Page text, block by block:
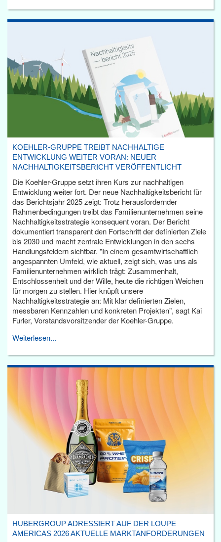
KOEHLER-GRUPPE TREIBT NACHHALTIGE
ENTWICKLUNG WEITER VORAN: NEUER
NACHHALTIGKEITSBERICHT VERÖFFENTLICHT
Die Koehler-Gruppe setzt ihren Kurs zur nachhaltigen
Entwicklung weiter fort. Der neue Nachhaltigkeitsbericht für
das Berichtsjahr 2025 zeigt: Trotz herausfordernder
Rahmenbedingungen treibt das Familienunternehmen seine
Nachhaltigkeitsstrategie konsequent voran. Der Bericht
dokumentiert transparent den Fortschritt der definierten Ziele
bis 2030 und macht zentrale Entwicklungen in den sechs
Handlungsfeldern sichtbar. "In einem gesamtwirtschaftlich
angespannten Umfeld, wie aktuell, zeigt sich, was uns als
Familienunternehmen wirklich trägt: Zusammenhalt,
Entschlossenheit und der Wille, heute die richtigen Weichen
für morgen zu stellen. Hier knüpft unsere
Nachhaltigkeitsstrategie an: Mit klar definierten Zielen,
messbaren Kennzahlen und konkreten Projekten", sagt Kai
Furler, Vorstandsvorsitzender der Koehler-Gruppe.
Weiterlesen...
HUBERGROUP ADRESSIERT AUF DER LOUPE
AMERICAS 2026 AKTUELLE MARKTANFORDERUNGEN